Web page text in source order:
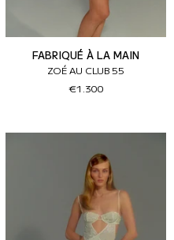
FABRIQUÉ À LA MAIN
ZOÉ AU CLUB 55
€1.300